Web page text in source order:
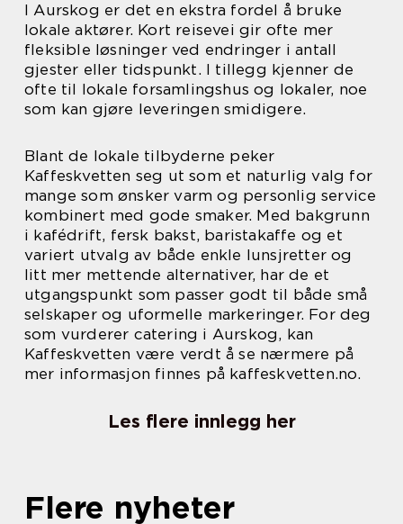
I Aurskog er det en ekstra fordel å bruke
lokale aktører. Kort reisevei gir ofte mer
fleksible løsninger ved endringer i antall
gjester eller tidspunkt. I tillegg kjenner de
ofte til lokale forsamlingshus og lokaler, noe
som kan gjøre leveringen smidigere.
Blant de lokale tilbyderne peker
Kaffeskvetten seg ut som et naturlig valg for
mange som ønsker varm og personlig service
kombinert med gode smaker. Med bakgrunn
i kafédrift, fersk bakst, baristakaffe og et
variert utvalg av både enkle lunsjretter og
litt mer mettende alternativer, har de et
utgangspunkt som passer godt til både små
selskaper og uformelle markeringer. For deg
som vurderer catering i Aurskog, kan
Kaffeskvetten være verdt å se nærmere på
mer informasjon finnes på kaffeskvetten.no.
Les flere innlegg her
Flere nyheter